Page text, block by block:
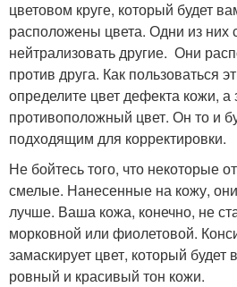
цветовом круге, который будет
расположены цвета. Одни из них
нейтрализовать другие. Они
против друга. Как пользоваться
определите цвет дефекта кожи, а
противоположный цвет. Он то и
подходящим для корректировки.
Не бойтесь того, что некоторые
смелые. Нанесенные на кожу,
лучше. Ваша кожа, конечно, не
морковной или фиолетовой.
замаскирует цвет, который
ровный и красивый тон кожи.